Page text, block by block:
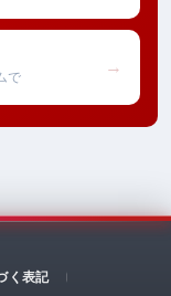
で
→
く表記